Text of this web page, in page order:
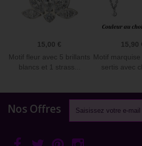
15,00 €
Motif fleur avec 5 brillants
blancs et 1 strass...
15,90
Motif
sertis avec
Nos Offres